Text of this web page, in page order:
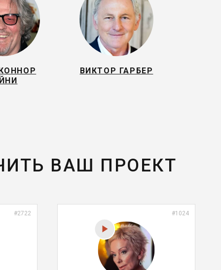
ВИКТОР ГАРБЕР
ВАШ ПРОЕКТ
#2722 #1024